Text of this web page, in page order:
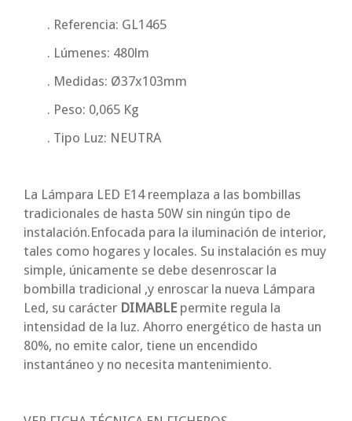
. Referencia: GL1465
. Lúmenes: 480lm
. Medidas: Ø37x103mm
. Peso: 0,065 Kg
. Tipo Luz: NEUTRA
La Lámpara LED E14 reemplaza a las bombillas
tradicionales de hasta 50W sin ningún tipo de
instalación.Enfocada para la iluminación de interior,
tales como hogares y locales. Su instalación es muy
simple, únicamente se debe desenroscar la
bombilla tradicional ,y enroscar la nueva Lámpara
Led, su carácter DIMABLE permite regula la
intensidad de la luz. Ahorro energético de hasta un
80%, no emite calor, tiene un encendido
instantáneo y no necesita mantenimiento.